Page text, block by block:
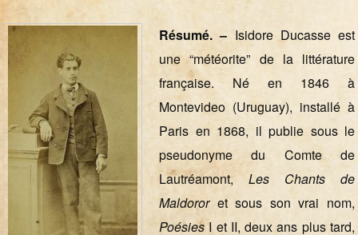
Résumé. – Isidore Ducasse est
une “météorite” de la littérature
française. Né en 1846 à
Montevideo (Uruguay), installé à
Paris en 1868, il publie sous le
pseudonyme du Comte de
Lautréamont, Les Chants de
Maldororet sous son vrai nom,
PoésiesI et II, deux ans plus tard,